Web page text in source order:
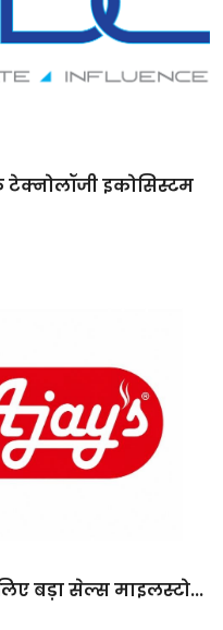
टेक्नोलॉजी इकोसिस्टम
बड़ा सेल्स माइलस्टो...